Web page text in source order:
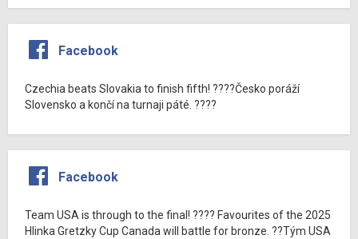
Facebook
Czechia beats Slovakia to finish fifth! ????Česko poráží
Slovensko a končí na turnaji páté. ????
Facebook
Team USA is through to the final! ???? Favourites of the 2025
Hlinka Gretzky Cup Canada will battle for bronze. ??Tým USA